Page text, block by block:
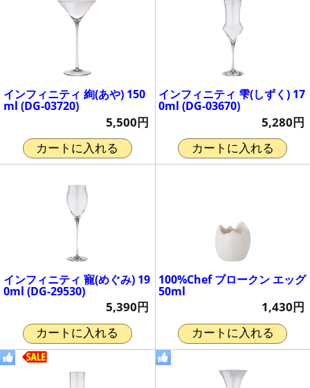
インフィニティ 絢(あや) 150
ml (DG-03720)
5,500円
カートに入れる
インフィニティ 雫(しずく) 17
0ml (DG-03670)
5,280円
カートに入れる
インフィニティ 寵(めぐみ) 19
0ml (DG-29530)
5,390円
カートに入れる
100%Chef ブロークン エッグ
50ml
1,430円
カートに入れる